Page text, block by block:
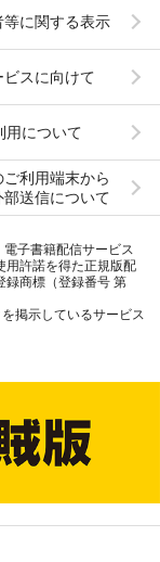
等に関する表示
スに向けて
用について
利用端末から
送信について
子書籍配信サービス
用許諾を得た正規版配
録商標（登録番号 第
掲示しているサービス